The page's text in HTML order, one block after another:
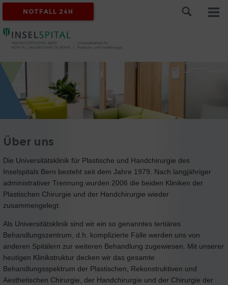
NOTFALL 24H
Über uns
Die Universitätsklinik für Plastische und Handchirurgie des
Inselspitals Bern besteht seit dem Jahre 1979. Nach langjähriger
administrativer Trennung wurden 2006 die beiden Kliniken der
Plastischen Chirurgie und der Handchirurgie wieder
zusammengelegt.
Als Universitätsklinik sind wir ein so genanntes tertiäres
Behandlungszentrum, d.h. komplizierte Fälle werden uns von
anderen Spitälern zur weiteren Behandlung zugewiesen. Mit unserer
heutigen Klinikstruktur decken wir das gesamte
Behandlungsspektrum der Plastischen, Rekonstruktiven und
Aesthetischen Chirurgie, der Handchirurgie und der Chirurgie der